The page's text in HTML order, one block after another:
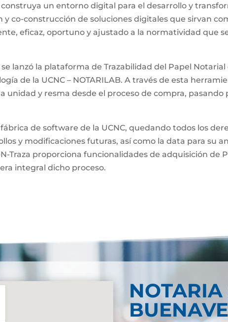
un entorno digital para el desarrollo y
co-construcción de soluciones digitales que sirvan
eficaz, oportuno y ajustado a la normatividad que
lanzó la plataforma de Trazabilidad del Papel
de la UCNC – NOTARILAB. A través de esta
unidad y resma desde el proceso de compra,
de software de la UCNC, quedando todos los
y modificaciones futuras, así como la data para su
Traza proporciona funcionalidades de adquisición de
integral dicho proceso.